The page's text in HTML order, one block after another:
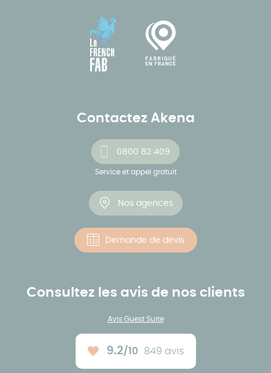
Contactez Akena
0800 82 409
Service et appel gratuit
Nos agences
Demande de devis
Consultez les avis de nos clients
Avis Guest Suite
Note moyenne :
9.2/10 849 avis